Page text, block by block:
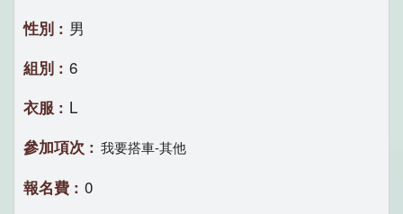
男
6
L
我要搭車-其他
0